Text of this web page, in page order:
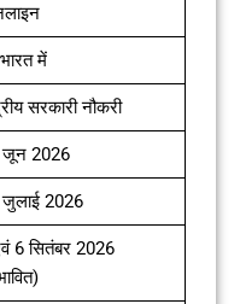
में
सरकारी नौकरी
जून 2026
2026
6 सितंबर 2026